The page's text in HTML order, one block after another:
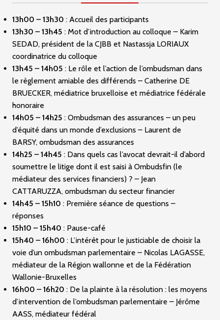
13h00 – 13h30 : Accueil des participants
13h30 – 13h45 : Mot d’introduction au colloque – Karim
SEDAD, président de la CJBB et Nastassja LORIAUX
coordinatrice du colloque
13h45 – 14h05 : Le rôle et l’action de l’ombudsman dans
le règlement amiable des différends – Catherine DE
BRUECKER, médiatrice bruxelloise et médiatrice fédérale
honoraire
14h05 – 14h25 : Ombudsman des assurances – un peu
d’équité dans un monde d’exclusions – Laurent de
BARSY, ombudsman des assurances
14h25 – 14h45 : Dans quels cas l’avocat devrait-il d’abord
soumettre le litige dont il est saisi à Ombudsfin (le
médiateur des services financiers) ? – Jean
CATTARUZZA, ombudsman du secteur financier
14h45 – 15h10 : Première séance de questions –
réponses
15h10 – 15h40 : Pause-café
15h40 – 16h00 : L’intérêt pour le justiciable de choisir la
voie d’un ombudsman parlementaire – Nicolas LAGASSE,
médiateur de la Région wallonne et de la Fédération
Wallonie-Bruxelles
16h00 – 16h20 : De la plainte à la résolution : les moyens
d’intervention de l’ombudsman parlementaire – Jérôme
AASS, médiateur fédéral